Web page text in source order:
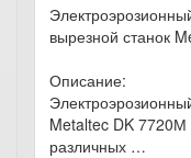
вырезной станок
Описание:
Metaltec DK 7720М
различных …